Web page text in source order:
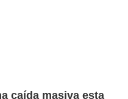
caída masiva esta